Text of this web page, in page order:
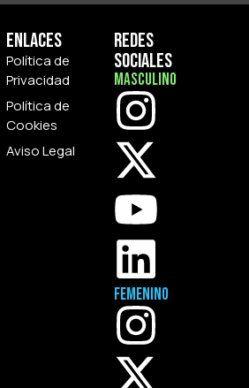
Enlaces
Política de
Privacidad
Política de
Cookies
Aviso Legal
Redes
Sociales
Masculino
Femenino